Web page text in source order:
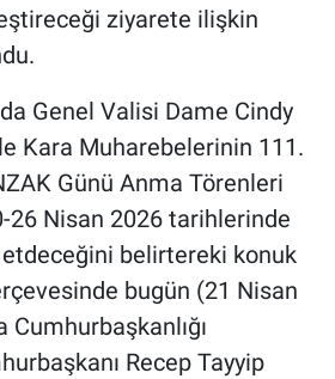
ziyarete ilişkin
Genel Valisi Dame Cindy
Kara Muharebelerinin 111.
Günü Anma Törenleri
26 Nisan 2026 tarihlerinde
belirtereki konuk
bugün (21 Nisan
Cumhurbaşkanlığı
Recep Tayyip